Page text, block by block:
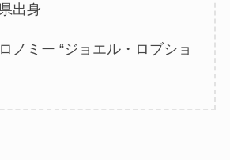
出身
ノミー “ジョエル・ロブショ